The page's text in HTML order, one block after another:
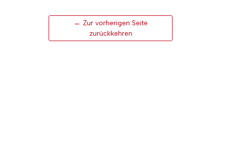
← Zur vorherigen Seite
zurückkehren